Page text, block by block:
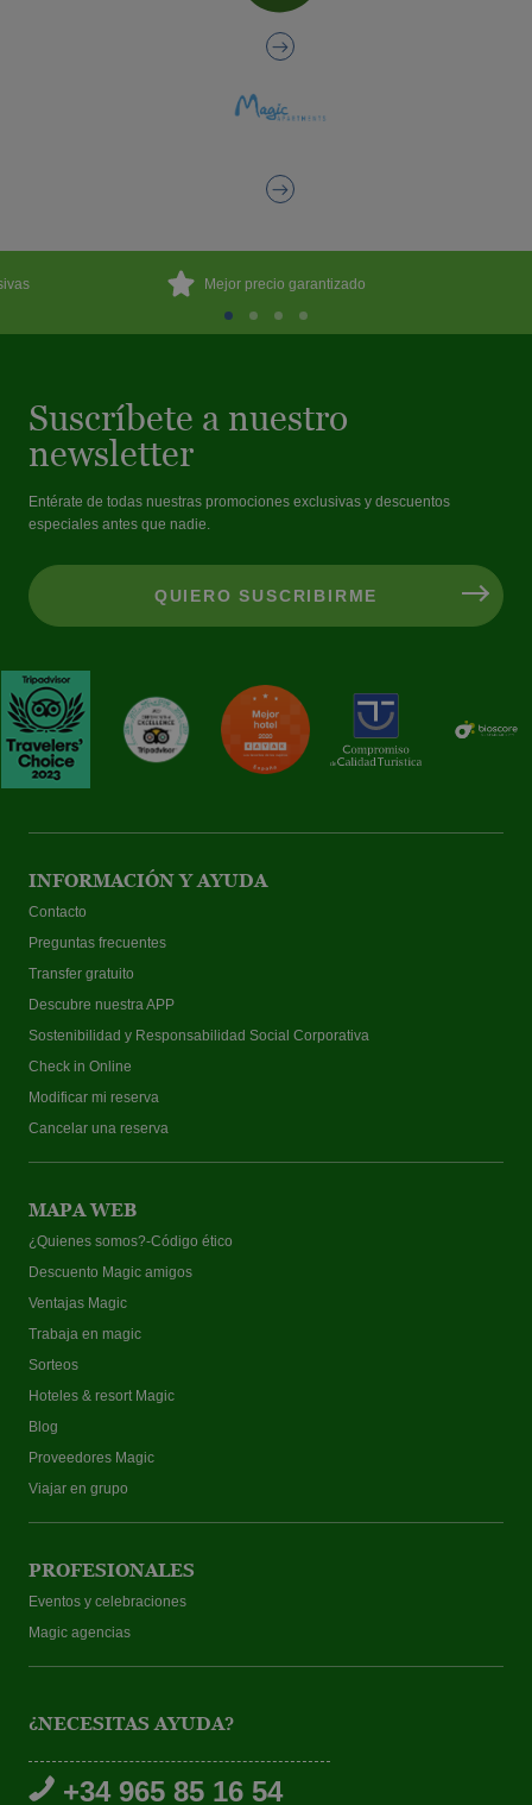
Mejor precio garantizado
Suscríbete a nuestro
newsletter
Entérate de todas nuestras promociones exclusivas y descuentos
especiales antes que nadie.
INFORMACIÓN Y AYUDA
Contacto
Preguntas frecuentes
Transfer gratuito
Descubre nuestra APP
Sostenibilidad y Responsabilidad Social Corporativa
Check in Online
Modificar mi reserva
Cancelar una reserva
MAPA WEB
¿Quienes somos?-Código ético
Descuento Magic amigos
Ventajas Magic
Trabaja en magic
Sorteos
Hoteles & resort Magic
Blog
Proveedores Magic
Viajar en grupo
PROFESIONALES
Eventos y celebraciones
Magic agencias
¿NECESITAS AYUDA?
+34 965 85 16 54